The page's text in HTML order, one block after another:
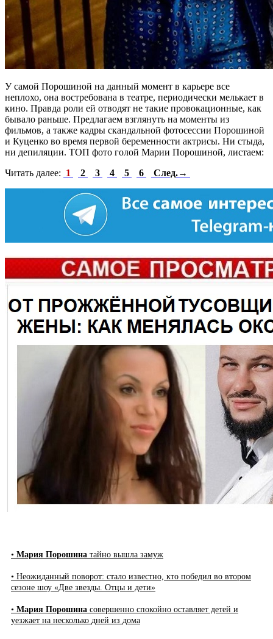
У самой Порошиной на данный момент в карьере все
неплохо, она востребована в театре, периодически мелькает в
кино. Правда роли ей отводят не такие провокационные, как
бывало раньше. Предлагаем взглянуть на моменты из
фильмов, а также кадры скандальной фотосессии Порошиной
и Куценко во время первой беременности актрисы. Ни стыда,
ни депиляции. ТОП фото голой Марии Порошиной, листаем:
Читать далее: 1 2 3 4 5 6 След.→
• Мария Порошина тайно вышла замуж
• Неожиданный поворот: стало известно, кто победил во втором
сезоне шоу «Две звезды. Отцы и дети»
• Мария Порошина совершенно спокойно оставляет детей и
уезжает на несколько дней из дома